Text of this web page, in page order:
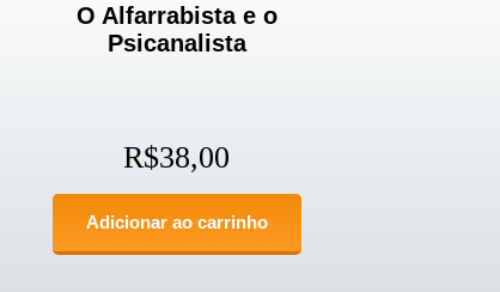
O Alfarrabista e o
Psicanalista
R$38,00
Adicionar ao carrinho